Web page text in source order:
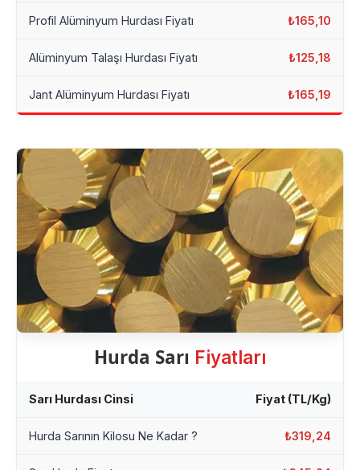
Profil Alüminyum Hurdası Fiyatı ₺165,10
Alüminyum Talaşı Hurdası Fiyatı ₺125,18
Jant Alüminyum Hurdası Fiyatı ₺165,19
Hurda Sarı Fiyatları
Sarı Hurdası Cinsi Fiyat (TL/Kg)
Hurda Sarının Kilosu Ne Kadar ? ₺319,24